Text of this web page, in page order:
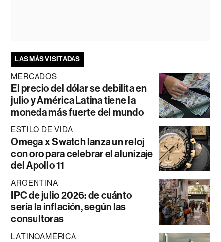
LAS MÁS VISITADAS
MERCADOS
El precio del dólar se debilita en
julio y América Latina tiene la
moneda más fuerte del mundo
ESTILO DE VIDA
Omega x Swatch lanza un reloj
con oro para celebrar el alunizaje
del Apollo 11
ARGENTINA
IPC de julio 2026: de cuánto
sería la inflación, según las
consultoras
LATINOAMÉRICA